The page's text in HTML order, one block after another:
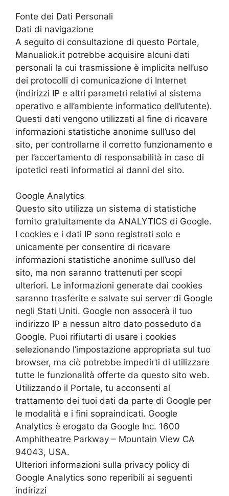
Fonte dei Dati Personali
Dati di navigazione
A seguito di consultazione di questo Portale,
Manualiok.it potrebbe acquisire alcuni dati
personali la cui trasmissione è implicita nell’uso
dei protocolli di comunicazione di Internet
(indirizzi IP e altri parametri relativi al sistema
operativo e all’ambiente informatico dell’utente).
Questi dati vengono utilizzati al fine di ricavare
informazioni statistiche anonime sull’uso del
sito, per controllarne il corretto funzionamento e
per l’accertamento di responsabilità in caso di
ipotetici reati informatici ai danni del sito.
Google Analytics
Questo sito utilizza un sistema di statistiche
fornito gratuitamente da ANALYTICS di Google.
I cookies e i dati IP sono registrati solo e
unicamente per consentire di ricavare
informazioni statistiche anonime sull’uso del
sito, ma non saranno trattenuti per scopi
ulteriori. Le informazioni generate dai cookies
saranno trasferite e salvate sui server di Google
negli Stati Uniti. Google non assocerà il tuo
indirizzo IP a nessun altro dato posseduto da
Google. Puoi rifiutarti di usare i cookies
selezionando l’impostazione appropriata sul tuo
browser, ma ciò potrebbe impedirti di utilizzare
tutte le funzionalità offerte da questo sito web.
Utilizzando il Portale, tu acconsenti al
trattamento dei tuoi dati da parte di Google per
le modalità e i fini sopraindicati. Google
Analytics è erogato da Google Inc. 1600
Amphitheatre Parkway – Mountain View CA
94043, USA.
Ulteriori informazioni sulla privacy policy di
Google Analytics sono reperibili ai seguenti
indirizzi